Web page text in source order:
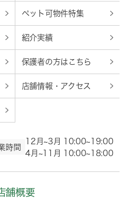
ペット可物件特集
紹介実績
保護者の方はこちら
店舗情報・アクセス
時間
12月~3月 10:00~19:00
4月~11月 10:00~18:00
舗概要